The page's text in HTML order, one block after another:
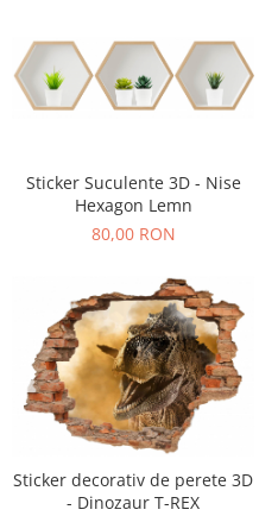
Sticker Suculente 3D - Nise
Hexagon Lemn
80,00 RON
Sticker decorativ de perete 3D
- Dinozaur T-REX